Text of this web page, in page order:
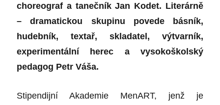
choreograf a tanečník Jan Kodet. Literárně
– dramatickou skupinu povede básník,
hudebník, textař, skladatel, výtvarník,
experimentální herec a vysokoškolský
pedagog Petr Váša.
Stipendijní Akademie MenART, jenž je